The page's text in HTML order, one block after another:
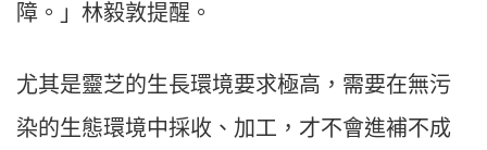
障。」林毅敦提醒。
尤其是靈芝的生長環境要求極高，需要在無污
染的生態環境中採收、加工，才不會進補不成